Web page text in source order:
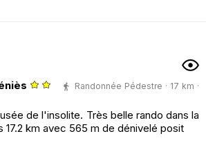
Randonnée Pédestre · 17 km ·
de l'insolite. Très belle rando dans la
17.2 km avec 565 m de dénivelé posit